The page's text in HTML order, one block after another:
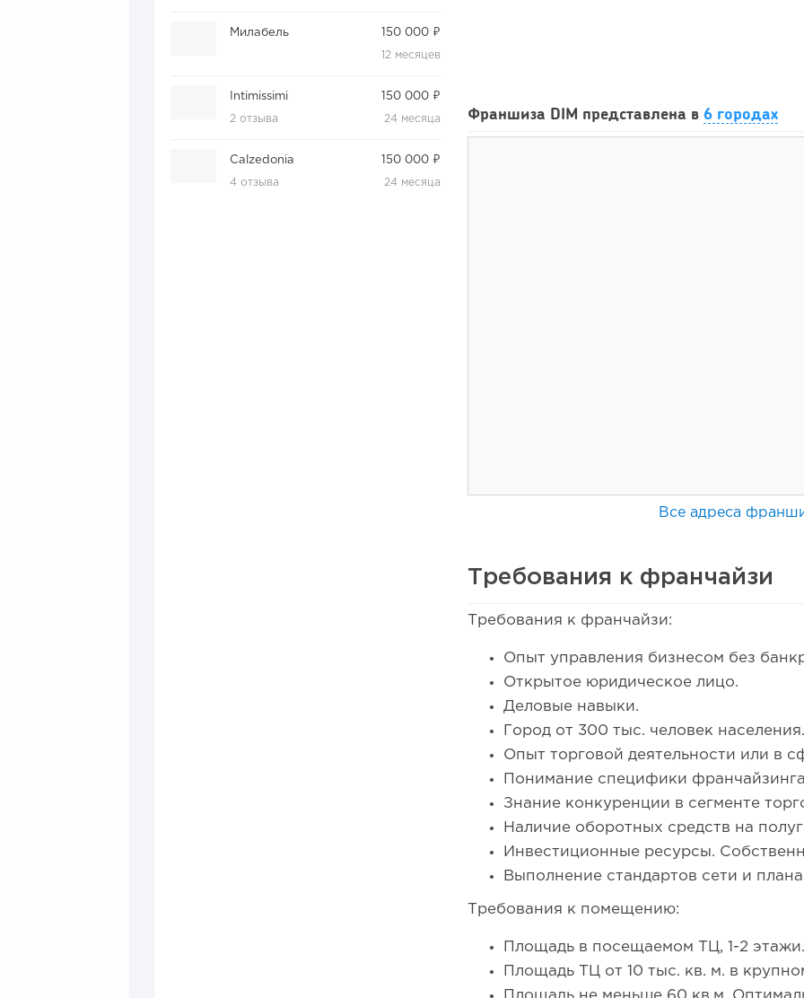
Милабель 150 000 ₽
12 месяцев
Intimissimi
2 отзыва
150 000 ₽
24 месяца
Calzedonia
4 отзыва
150 000 ₽
24 месяца
Франшиза DIM представлена в6 городах
Все адреса
Требования к франчайзи
Требования к франчайзи:
Опыт управления бизнесом без
Открытое юридическое лицо.
Деловые навыки.
Город от 300 тыс. человек населения.
Опыт торговой деятельности или в
Понимание специфики
Знание конкуренции в сегменте
Наличие оборотных средств на
Инвестиционные ресурсы.
Выполнение стандартов сети и
Требования к помещению:
Площадь в посещаемом ТЦ, 1-2
Площадь ТЦ от 10 тыс. кв. м. в